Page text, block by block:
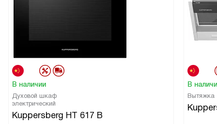
В наличии
Духовой шкаф
электрический
Kuppersberg HT 617 B
В
Вытяжка